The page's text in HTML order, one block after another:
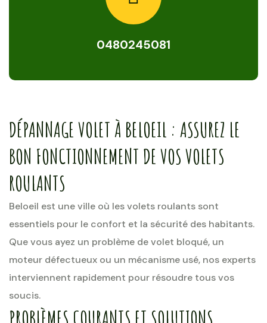
0480245081
DÉPANNAGE VOLET À BELOEIL : ASSUREZ LE
BON FONCTIONNEMENT DE VOS VOLETS
ROULANTS
Beloeil est une ville où les volets roulants sont
essentiels pour le confort et la sécurité des habitants.
Que vous ayez un problème de volet bloqué, un
moteur défectueux ou un mécanisme usé, nos experts
interviennent rapidement pour résoudre tous vos
soucis.